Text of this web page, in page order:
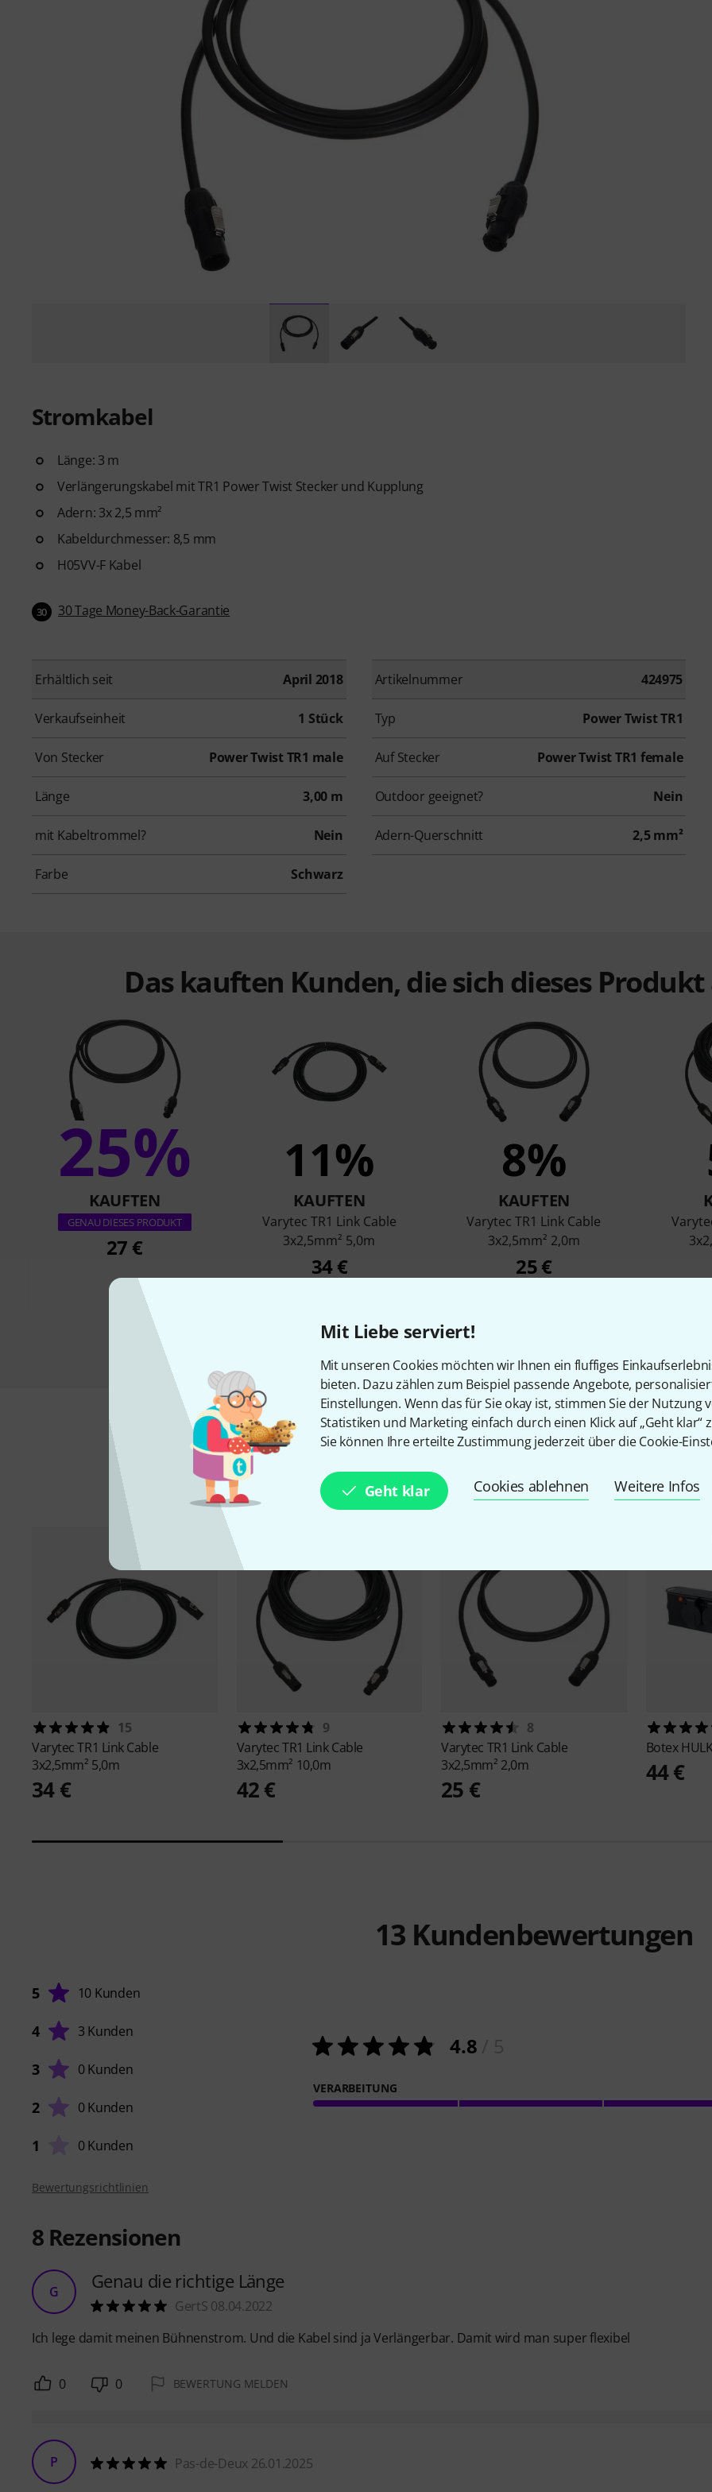
Mit Liebe serviert!
Mit unseren Cookies möchten wir Ihnen ein fluffiges
bieten. Dazu zählen zum Beispiel passende Angebote,
Einstellungen. Wenn das für Sie okay ist, stimmen Sie der Nutzung
Statistiken und Marketing einfach durch einen Klick auf „Geht klar“
Sie können Ihre erteilte Zustimmung jederzeit über die Cookie-
Geht klar Cookies ablehnen Weitere Infos
Stromkabel
Länge: 3 m
Verlängerungskabel mit TR1 Power Twist Stecker und Kupplung
Adern: 3x 2,5 mm²
Kabeldurchmesser: 8,5 mm
H05VV-F Kabel
30 30 Tage Money-Back-Garantie
Erhältlich seit April 2018 Artikelnummer 424975
Verkaufseinheit 1 Stück Typ Power Twist TR1
Von Stecker Power Twist TR1 male Auf Stecker Power Twist TR1 female
Länge 3,00 m Outdoor geeignet? Nein
mit Kabeltrommel? Nein Adern-Querschnitt 2,5 mm²
Farbe Schwarz
Das kauften Kunden, die sich dieses
25%
KAUFTEN
GENAU DIESES PRODUKT
27 €
11%
KAUFTEN
Varytec TR1 Link Cable
3x2,5mm² 5,0m
34 €
8%
KAUFTEN
Varytec TR1 Link Cable
3x2,5mm² 2,0m
25 €
Zubehör & passende Artikel
15
VarytecTR1 Link Cable
3x2,5mm² 5,0m
34 €
9
VarytecTR1 Link Cable
3x2,5mm² 10,0m
42 €
8
Varytec TR1 Link Cable
3x2,5mm² 2,0m
25 €
Botex
44 €
13 Kundenbewertungen
5 10 Kunden
4 3 Kunden
3 0 Kunden
2 0 Kunden
1 0 Kunden
4.8
VERARBEITUNG
Bewertungsrichtlinien
8 Rezensionen
G Genau die richtige Länge
GertS 08.04.2022
Ich lege damit meinen Bühnenstrom. Und die Kabel sind ja Verlängerbar. Damit wird man super flexibel
0 0 BEWERTUNG MELDEN
P Pas-de-Deux 26.01.2025